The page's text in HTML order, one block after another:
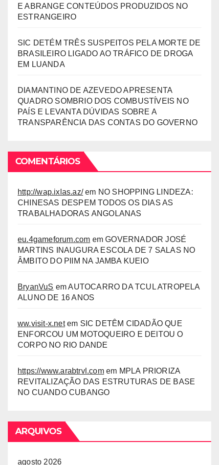
E ABRANGE CONTEÚDOS PRODUZIDOS NO
ESTRANGEIRO
SIC DETÉM TRÊS SUSPEITOS PELA MORTE DE
BRASILEIRO LIGADO AO TRÁFICO DE DROGA
EM LUANDA
DIAMANTINO DE AZEVEDO APRESENTA
QUADRO SOMBRIO DOS COMBUSTÍVEIS NO
PAÍS E LEVANTA DÚVIDAS SOBRE A
TRANSPARÊNCIA DAS CONTAS DO GOVERNO
COMENTÁRIOS
http://wap.ixlas.az/em NO SHOPPING LINDEZA:
CHINESAS DESPEM TODOS OS DIAS AS
TRABALHADORAS ANGOLANAS
eu.4gameforum.com emGOVERNADOR JOSÉ
MARTINS INAUGURA ESCOLA DE 7 SALAS NO
ÂMBITO DO PIIM NA JAMBA KUEIO
BryanVuS emAUTOCARRO DA TCUL ATROPELA
ALUNO DE 16 ANOS
ww.visit-x.netem SIC DETÊM CIDADÃO QUE
ENFORCOU UM MOTOQUEIRO E DEITOU O
CORPO NO RIO DANDE
https://www.arabtrvl.comem MPLA PRIORIZA
REVITALIZAÇÃO DAS ESTRUTURAS DE BASE
NO CUANDO CUBANGO
ARQUIVOS
agosto 2026